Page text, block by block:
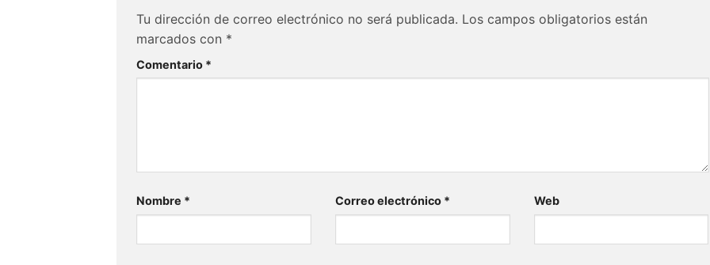
Tu dirección de correo electrónico no será publicada. Los campos obligatorios están
marcados con *
Comentario *
Nombre * Correo electrónico * Web